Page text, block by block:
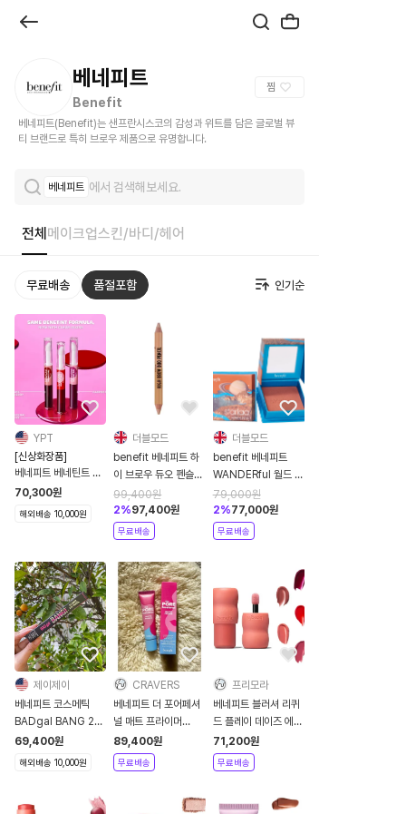
베네피트
Benefit
찜
베네피트(Benefit)는 샌프란시스코의 감성과 위트를 담은 글로벌 뷰
티 브랜드로 특히 브로우 제품으로 유명합니다.
베네피트 에서 검색해보세요.
전체 메이크업스킨/바디/헤어
무료배송 품절포함
YPT
[신상화장품]
베네피트 베네틴트 포
켓 팔 듀얼 립스테인
70,300원
해외배송 10,000원
더블모드
benefit 베네피트 하
이 브로우 듀오 펜슬
미디움
99,400원
2%97,400원
무료배송
더블모드
benefit 베네피트
WANDERful 월드 블
러쉬 스탈라 로지 브론
즈 블러쉬 6g
79,000원
2%77,000원
무료배송
제이제이
베네피트 코스메틱
BADgal BANG 24
시간 워터프루프 아이
라이너0.25g 4종1택
69,400원
해외배송 10,000원
CRAVERS
베네피트 더 포어페셔
널 매트 프라이머
22ml
89,400원
무료배송
프리모라
베네피트 블러셔 리퀴
드 플레이 데이즈 에어
리
71,200원
무료배송